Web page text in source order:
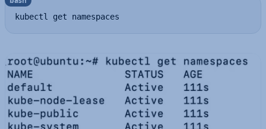
kubectl get namespaces